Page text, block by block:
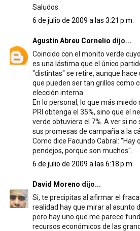
Saludos.
6 de julio de 2009 a las 3:21 p.m.
Agustín Abreu Cornelio dijo...
Coincido con el monito verde
es una lástima que el único
"distintas" se retire, aunque
que pueden ser tan grillos como
elección interna.
En lo personal, lo que más miedo
PRI obtenga el 35%, sino que el
verde obtuviera el 7%. A ver si no
sus promesas de campaña a la
Como dice Facundo Cabral: "Hay
pendejos, porque son muchos".
6 de julio de 2009 a las 6:18 p.m.
David Moreno dijo...
Si, te precipitas al afirmar el
realidad hay que mirar al asunto
pero hay uno que me parece
recursos económicos de las